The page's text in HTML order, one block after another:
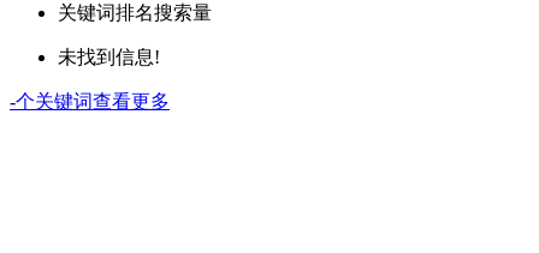
关键词排名搜索量
未找到信息!
-个关键词查看更多